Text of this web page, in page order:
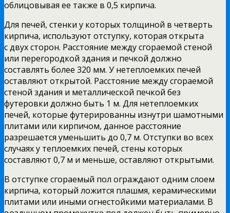
облицовывая ее также в 0,5 кирпича.
Для печей, стенки у которых толщиной в четверть
кирпича, используют отступку, которая открыта
с двух сторон. Расстояние между сгораемой стеной
или перегородкой здания и печкой должно
составлять более 320 мм. У нетеплоемких печей
оставляют открытой. Расстояние между сгораемой
стеной здания и металлической печкой без
футеровки должно быть 1 м. Для нетеплоемких
печей, которые футерированны изнутри шамотными
плитами или кирпичом, данное расстояние
разрешается уменьшить до 0,7 м. Отступки во всех
случаях у теплоемких печей, стены которых
составляют 0,7 м и меньше, оставляют открытыми.
В отступке сгораемый пол ограждают одним слоем
кирпича, который ложится плашмя, керамическими
плитами или иными огнестойкими материалами. В